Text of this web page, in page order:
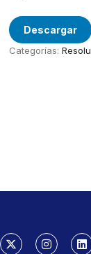
Descargar
Categorías: